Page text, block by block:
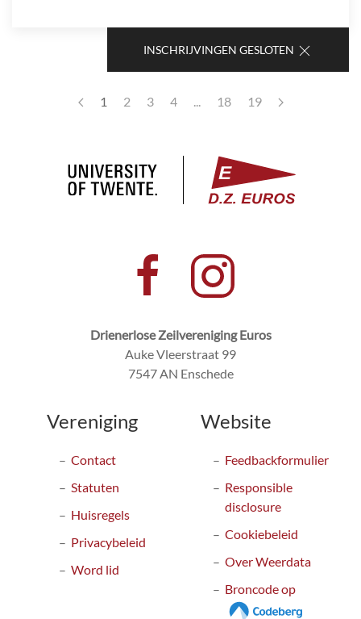
INSCHRIJVINGEN GESLOTEN
1 2 3 4 ... 18 19
Drienerlose Zeilvereniging Euros
Auke Vleerstraat 99
7547 AN Enschede
Vereniging
Contact
Statuten
Huisregels
Privacybeleid
Word lid
Website
Feedbackformulier
Responsible
disclosure
Cookiebeleid
Over Weerdata
Broncode op